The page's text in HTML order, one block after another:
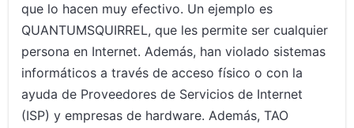
que lo hacen muy efectivo. Un ejemplo es
QUANTUMSQUIRREL, que les permite ser cualquier
persona en Internet. Además, han violado sistemas
informáticos a través de acceso físico o con la
ayuda de Proveedores de Servicios de Internet
(ISP) y empresas de hardware. Además, TAO